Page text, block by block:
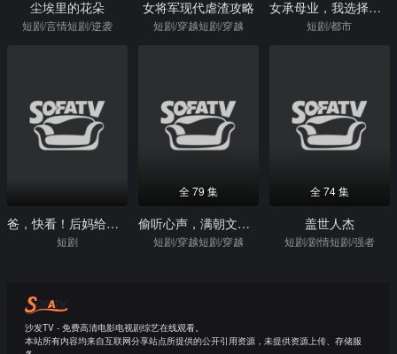
尘埃里的花朵
短剧/言情短剧/逆袭
女将军现代虐渣攻略
短剧/穿越短剧/穿越
女承母业，我选择在豪门当保姆
短剧/都市
爸，快看！后妈给你生了个啥
短剧
全 79 集
偷听心声，满朝文武等我上朝
短剧/穿越短剧/穿越
全 74 集
盖世人杰
短剧/剧情短剧/强者
沙发TV - 免费高清电影电视剧综艺在线观看。
本站所有内容均来自互联网分享站点所提供的公开引用资源，未提供资源上传、存储服